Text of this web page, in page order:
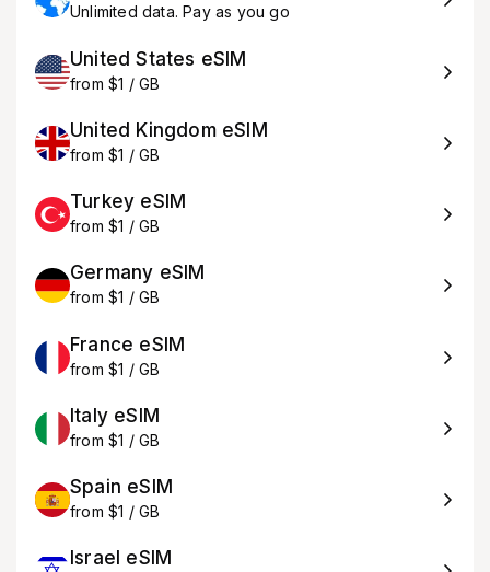
Unlimited data. Pay as you go
United States eSIM
from $1 / GB
United Kingdom eSIM
from $1 / GB
Turkey eSIM
from $1 / GB
Germany eSIM
from $1 / GB
France eSIM
from $1 / GB
Italy eSIM
from $1 / GB
Spain eSIM
from $1 / GB
Israel eSIM